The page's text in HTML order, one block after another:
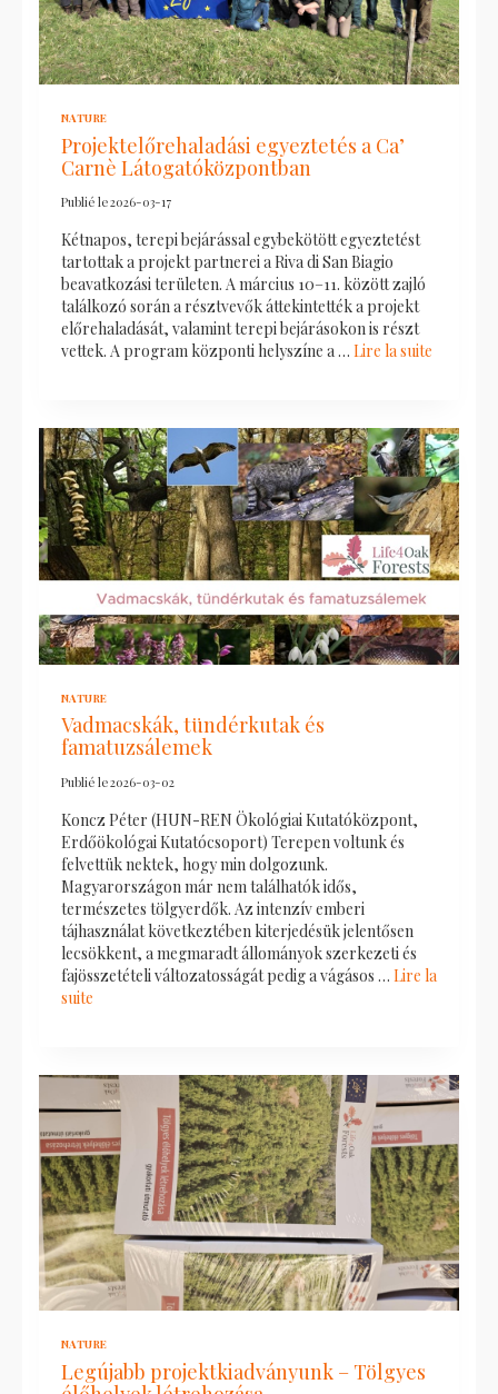
NATURE
Projektelőrehaladási egyeztetés a Ca’
Carnè Látogatóközpontban
Publié le2026-03-17
Kétnapos, terepi bejárással egybekötött egyeztetést
tartottak a projekt partnerei a Riva di San Biagio
beavatkozási területen. A március 10–11. között zajló
találkozó során a résztvevők áttekintették a projekt
előrehaladását, valamint terepi bejárásokon is részt
vettek. A program központi helyszíne a … Lire la suite
NATURE
Vadmacskák, tündérkutak és
famatuzsálemek
Publié le2026-03-02
Koncz Péter (HUN-REN Ökológiai Kutatóközpont,
Erdőökológai Kutatócsoport) Terepen voltunk és
felvettük nektek, hogy min dolgozunk.
Magyarországon már nem találhatók idős,
természetes tölgyerdők. Az intenzív emberi
tájhasználat következtében kiterjedésük jelentősen
lecsökkent, a megmaradt állományok szerkezeti és
fajösszetételi változatosságát pedig a vágásos … Lire la
suite
NATURE
Legújabb projektkiadványunk – Tölgyes